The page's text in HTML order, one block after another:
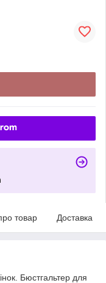
товар Доставка
Бюстгальтер для